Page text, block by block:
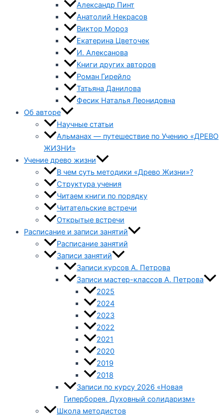
Александр Пинт
Анатолий Некрасов
Виктор Мороз
Екатерина Цветочек
И. Алексанова
Книги других авторов
Роман Гирейло
Татьяна Данилова
Фесик Наталья Леонидовна
Об авторе
Научные статьи
Альманах — путешествие по Учению «ДРЕВО
ЖИЗНИ»
Учение древо жизни
В чем суть методики «Древо Жизни»?
Структура учения
Читаем книги по порядку
Читательские встречи
Открытые встречи
Расписание и записи занятий
Расписание занятий
Записи занятий
Записи курсов А. Петрова
Записи мастер-классов А. Петрова
2025
2024
2023
2022
2021
2020
2019
2018
Записи по курсу 2026 «Новая
Гиперборея. Духовный солидаризм»
Школа методистов